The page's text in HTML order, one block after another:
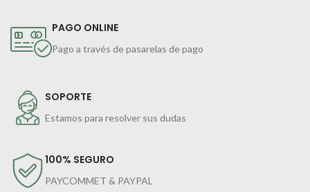
PAGO ONLINE
Pago a través de pasarelas de pago
SOPORTE
Estamos para resolver sus dudas
100% SEGURO
PAYCOMMET & PAYPAL